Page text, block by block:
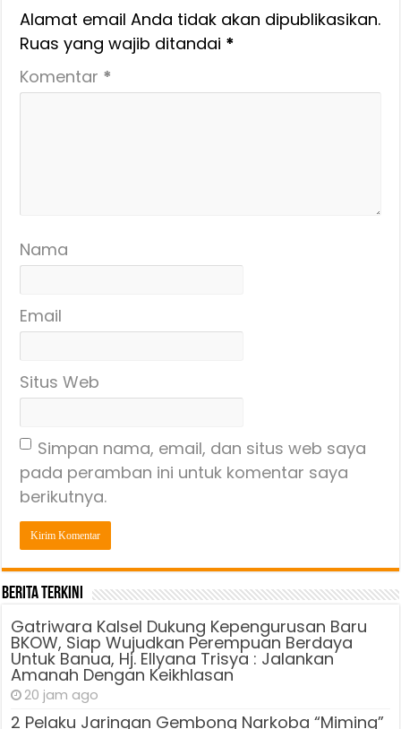
Alamat email Anda tidak akan dipublikasikan.
Ruas yang wajib ditandai *
Komentar *
Nama
Email
Situs Web
Simpan nama, email, dan situs web saya
pada peramban ini untuk komentar saya
berikutnya.
Berita Terkini
Gatriwara Kalsel Dukung Kepengurusan Baru
BKOW, Siap Wujudkan Perempuan Berdaya
Untuk Banua, Hj. Ellyana Trisya : Jalankan
Amanah Dengan Keikhlasan
20 jam ago
2 Pelaku Jaringan Gembong Narkoba “Miming”